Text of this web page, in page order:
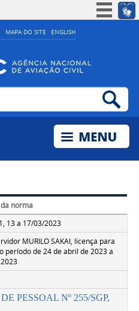
MAPA DO SITE ENGLISH
Simplifique!
Acesso à informação
Legislação
norma
13 a 17/03/2023
MURILO SAKAI, licença para
período de 24 de abril de 2023 a
PESSOAL Nº 255/SGP,